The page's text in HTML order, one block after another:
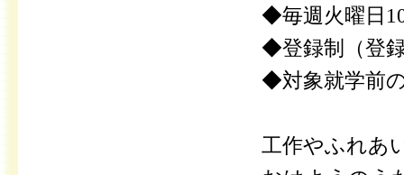
◆毎週火曜日
◆登録制（登
◆対象就学前
工作やふれあ